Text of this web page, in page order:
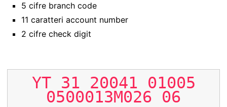
5 cifre branch code
11 caratteri account number
2 cifre check digit
YT 31 20041 01005
0500013M026 06